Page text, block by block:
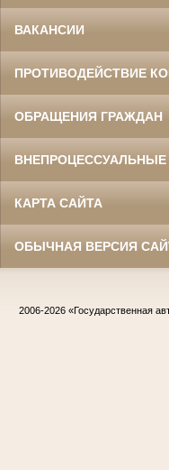
ВАКАНСИИ
ПРОТИВОДЕЙСТВИЕ
ОБРАЩЕНИЯ ГРАЖДАН
КАРТА САЙТА
ОБЫЧНАЯ ВЕРСИЯ
2006-2026 «Государственная